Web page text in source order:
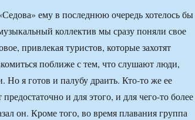
ему в последнюю очередь хотелось бы
коллектив мы сразу поняли свое
привлекая туристов, которые захотят
поближе с тем, что слушают люди,
я готов и палубу драить. Кто-то же ее
и для этого, и для чего-то более
он. Кроме того, во время плавания группа